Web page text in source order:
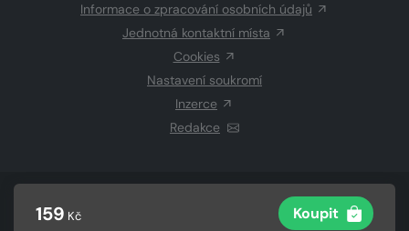
159 Kč Koupit
Informace o zpracování osobních údajů
Jednotná kontaktní místa
Cookies
Nastavení soukromí
Inzerce
Redakce
CZECH NEWS CENTER a.s.a dodavatelé